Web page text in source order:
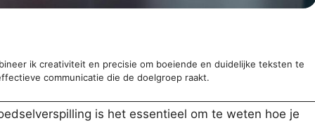
ik creativiteit en precisie om boeiende en duidelijke teksten te
communicatie die de doelgroep raakt.
is het essentieel om te weten hoe je